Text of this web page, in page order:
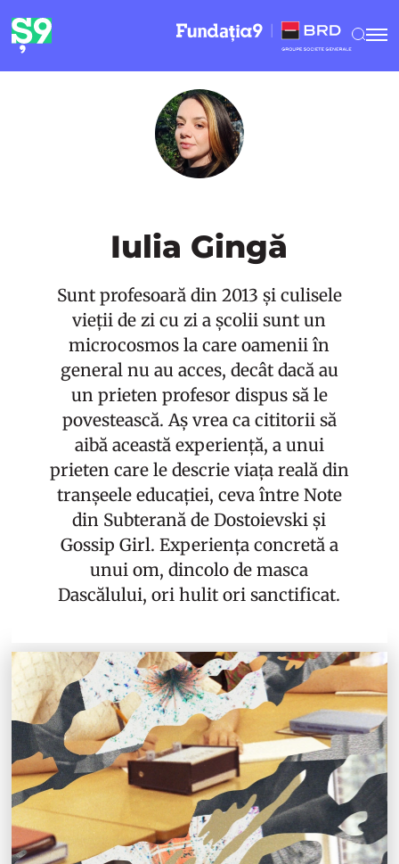
Iulia Gingă
Sunt profesoară din 2013 și culisele
vieții de zi cu zi a școlii sunt un
microcosmos la care oamenii în
general nu au acces, decât dacă au
un prieten profesor dispus să le
povestească. Aș vrea ca cititorii să
aibă această experiență, a unui
prieten care le descrie viața reală din
tranșeele educației, ceva între Note
din Subterană de Dostoievski și
Gossip Girl. Experiența concretă a
unui om, dincolo de masca
Dascălului, ori hulit ori sanctificat.